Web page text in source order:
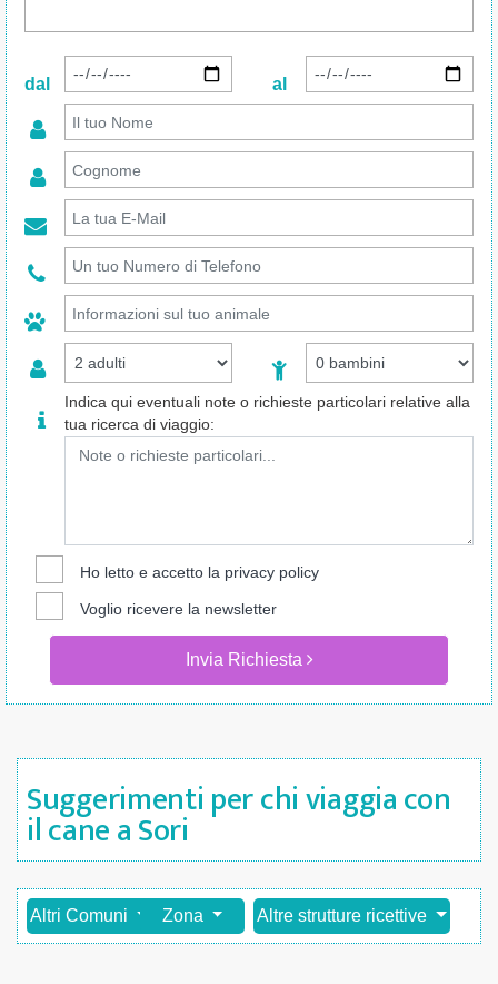
dal al
Indica qui eventuali note o richieste particolari relative alla
tua ricerca di viaggio:
Ho letto e accetto la privacy policy
Voglio ricevere la newsletter
Invia Richiesta
Suggerimenti per chi viaggia con
il cane a Sori
Altri Comuni Zona Altre strutture ricettive